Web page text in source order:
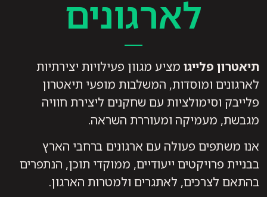
לארגונים
תיאטרון פלייגו מציע מגוון פעילויות יצירתיות
לארגונים ומוסדות, המשלבות מופעי תיאטרון
פלייבק וסימולציות עם שחקנים ליצירת חוויה
מגבשת, מעמיקה ומעוררת השראה.
אנו משתפים פעולה עם ארגונים ברחבי הארץ
בבניית פרויקטים ייעודיים, ממוקדי תוכן, הנתפרים
בהתאם לצרכים, לאתגרים ולמטרות הארגון.